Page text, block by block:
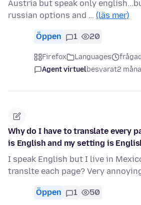
Austria but speak only
russian options and … (läs mer)
Öppen 1 20
Firefox Languages
Agent virtuelbesvarat2
Why do I have to translate every
is English and my setting is
I speak English but I live in
translte each page? Very
Öppen 1 50